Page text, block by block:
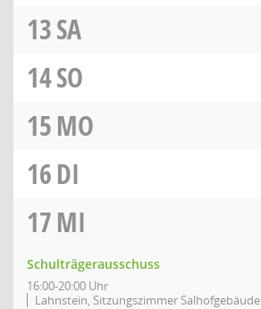
13SA
14SO
15MO
16DI
17MI
Schulträgerausschuss
16:00-20:00 Uhr
Lahnstein, Sitzungszimmer Salhofgebäude